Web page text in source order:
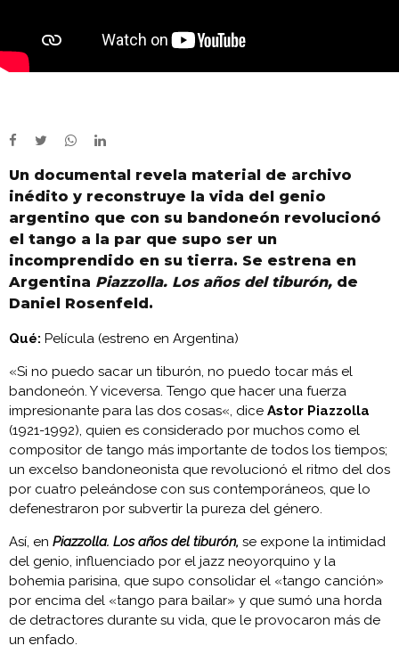
Un documental revela material de archivo
inédito y reconstruye la vida del genio
argentino que con su bandoneón revolucionó
el tango a la par que supo ser un
incomprendido en su tierra. Se estrena en
Argentina Piazzolla. Los años del tiburón, de
Daniel Rosenfeld.
Qué: Película (estreno en Argentina)
«Si no puedo sacar un tiburón, no puedo tocar más el
bandoneón. Y viceversa. Tengo que hacer una fuerza
impresionante para las dos cosas«, dice Astor Piazzolla
(1921-1992), quien es considerado por muchos como el
compositor de tango más importante de todos los tiempos;
un excelso bandoneonista que revolucionó el ritmo del dos
por cuatro peleándose con sus contemporáneos, que lo
defenestraron por subvertir la pureza del género.
Así, en Piazzolla. Los años del tiburón, se expone la intimidad
del genio, influenciado por el jazz neoyorquino y la
bohemia parisina, que supo consolidar el «tango canción»
por encima del «tango para bailar» y que sumó una horda
de detractores durante su vida, que le provocaron más de
un enfado.